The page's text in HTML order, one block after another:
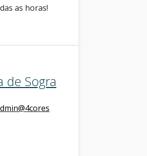
as horas!
de Sogra